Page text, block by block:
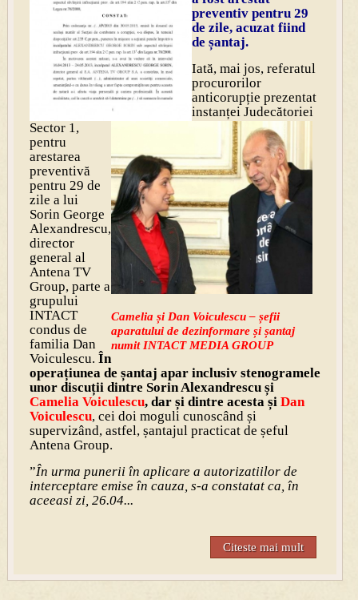
preventiv pentru 29
de zile, acuzat fiind
de șantaj.
Camelia și Dan Voiculescu – șefii
aparatului de dezinformare și șantaj
numit INTACT MEDIA GROUP
Iată, mai jos, referatul
procurorilor
anticorupție prezentat
instanței Judecătoriei
Sector 1,
pentru
arestarea
preventivă
pentru 29 de
zile a lui
Sorin George
Alexandrescu,
director
general al
Antena TV
Group, parte a
grupului
INTACT
condus de
familia Dan
Voiculescu. În
operațiunea de șantaj apar inclusiv stenogramele
unor discuții dintre Sorin Alexandrescu și
Camelia Voiculescu, dar și dintre acesta și Dan
Voiculescu, cei doi moguli cunoscând și
supervizând, astfel, șantajul practicat de șeful
Antena Group.
”În urma punerii în aplicare a autorizatiilor de
interceptare emise în cauza, s-a constatat ca, în
aceeasi zi, 26.04...
Citeste mai mult